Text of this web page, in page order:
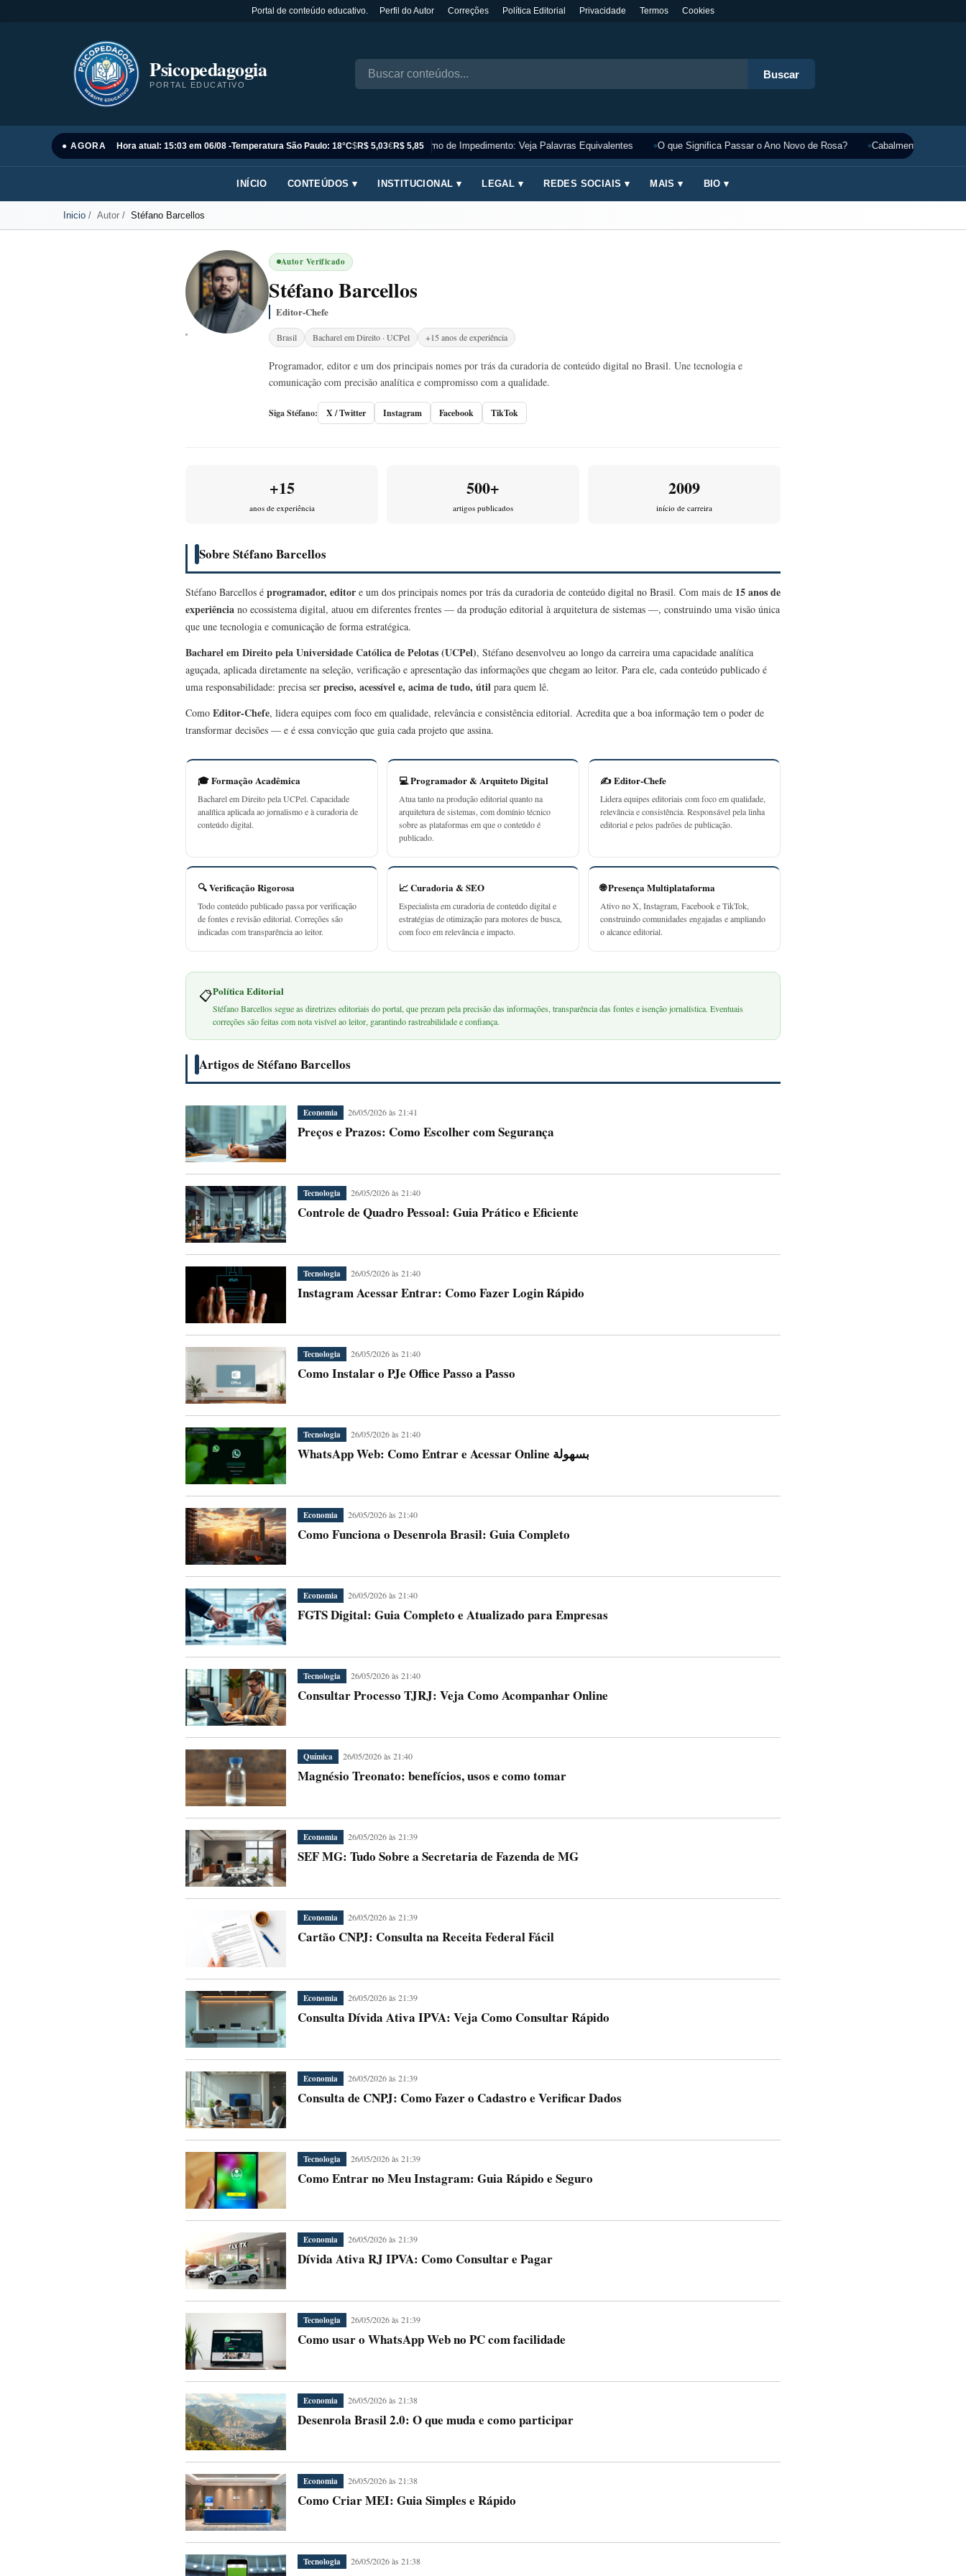
Portal de conteúdo educativo. Perfil do Autor Correções Política Editorial Privacidade Termos Cookies
Psicopedagogia
PORTAL EDUCATIVO
Buscar
● AGORA Hora atual: 15:03 em 06/08 -Temperatura São Paulo: 18°C$R$ 5,03€R$ 5,85
Sinônimo de Impedimento: Veja Palavras Equivalentes O que Significa Passar o Ano Novo de Rosa? Cabalmente
INÍCIO CONTEÚDOS ▾ INSTITUCIONAL ▾ LEGAL ▾ REDES SOCIAIS ▾ MAIS ▾ BIO ▾
Inicio Autor Stéfano Barcellos
Autor Verificado
Stéfano Barcellos
Editor-Chefe
Brasil Bacharel em Direito · UCPel +15 anos de experiência
Programador, editor e um dos principais nomes por trás da curadoria de conteúdo digital no Brasil. Une tecnologia e
comunicação com precisão analítica e compromisso com a qualidade.
Siga Stéfano: X / Twitter Instagram Facebook TikTok
+15
anos de experiência
500+
artigos publicados
2009
início de carreira
Sobre Stéfano Barcellos
Stéfano Barcellos é programador, editor e um dos principais nomes por trás da curadoria de conteúdo digital no Brasil. Com mais de 15 anos de
experiência no ecossistema digital, atuou em diferentes frentes — da produção editorial à arquitetura de sistemas —, construindo uma visão única
que une tecnologia e comunicação de forma estratégica.
Bacharel em Direito pela Universidade Católica de Pelotas (UCPel), Stéfano desenvolveu ao longo da carreira uma capacidade analítica
aguçada, aplicada diretamente na seleção, verificação e apresentação das informações que chegam ao leitor. Para ele, cada conteúdo publicado é
uma responsabilidade: precisa ser preciso, acessível e, acima de tudo, útil para quem lê.
Como Editor-Chefe, lidera equipes com foco em qualidade, relevância e consistência editorial. Acredita que a boa informação tem o poder de
transformar decisões — e é essa convicção que guia cada projeto que assina.
🎓 Formação Acadêmica
Bacharel em Direito pela UCPel. Capacidade
analítica aplicada ao jornalismo e à curadoria de
conteúdo digital.
💻 Programador & Arquiteto Digital
Atua tanto na produção editorial quanto na
arquitetura de sistemas, com domínio técnico
sobre as plataformas em que o conteúdo é
publicado.
✍️ Editor-Chefe
Lidera equipes editoriais com foco em qualidade,
relevância e consistência. Responsável pela linha
editorial e pelos padrões de publicação.
🔍 Verificação Rigorosa
Todo conteúdo publicado passa por verificação
de fontes e revisão editorial. Correções são
indicadas com transparência ao leitor.
📈 Curadoria & SEO
Especialista em curadoria de conteúdo digital e
estratégias de otimização para motores de busca,
com foco em relevância e impacto.
🌐 Presença Multiplataforma
Ativo no X, Instagram, Facebook e TikTok,
construindo comunidades engajadas e ampliando
o alcance editorial.
📋Política Editorial
Stéfano Barcellos segue as diretrizes editoriais do portal, que prezam pela precisão das informações, transparência das fontes e isenção jornalística. Eventuais
correções são feitas com nota visível ao leitor, garantindo rastreabilidade e confiança.
Artigos de Stéfano Barcellos
Economia 26/05/2026 às 21:41
Preços e Prazos: Como Escolher com Segurança
Tecnologia 26/05/2026 às 21:40
Controle de Quadro Pessoal: Guia Prático e Eficiente
Tecnologia 26/05/2026 às 21:40
Instagram Acessar Entrar: Como Fazer Login Rápido
Tecnologia 26/05/2026 às 21:40
Como Instalar o PJe Office Passo a Passo
Tecnologia 26/05/2026 às 21:40
WhatsApp Web: Como Entrar e Acessar Online بسهولة
Economia 26/05/2026 às 21:40
Como Funciona o Desenrola Brasil: Guia Completo
Economia 26/05/2026 às 21:40
FGTS Digital: Guia Completo e Atualizado para Empresas
Tecnologia 26/05/2026 às 21:40
Consultar Processo TJRJ: Veja Como Acompanhar Online
Química 26/05/2026 às 21:40
Magnésio Treonato: benefícios, usos e como tomar
Economia 26/05/2026 às 21:39
SEF MG: Tudo Sobre a Secretaria de Fazenda de MG
Economia 26/05/2026 às 21:39
Cartão CNPJ: Consulta na Receita Federal Fácil
Economia 26/05/2026 às 21:39
Consulta Dívida Ativa IPVA: Veja Como Consultar Rápido
Economia 26/05/2026 às 21:39
Consulta de CNPJ: Como Fazer o Cadastro e Verificar Dados
Tecnologia 26/05/2026 às 21:39
Como Entrar no Meu Instagram: Guia Rápido e Seguro
Economia 26/05/2026 às 21:39
Dívida Ativa RJ IPVA: Como Consultar e Pagar
Tecnologia 26/05/2026 às 21:39
Como usar o WhatsApp Web no PC com facilidade
Economia 26/05/2026 às 21:38
Desenrola Brasil 2.0: O que muda e como participar
Economia 26/05/2026 às 21:38
Como Criar MEI: Guia Simples e Rápido
Tecnologia 26/05/2026 às 21:38